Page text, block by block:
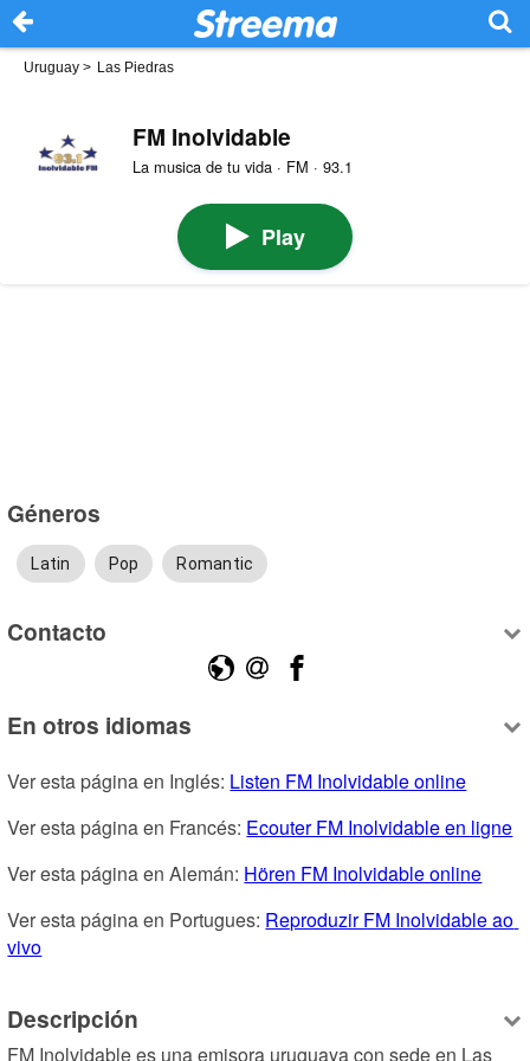
Uruguay > Las Piedras
FM Inolvidable
La musica de tu vida · FM · 93.1
Play
Géneros
Latin Pop Romantic
Contacto
En otros idiomas
Ver esta página en Inglés: Listen FM Inolvidable online
Ver esta página en Francés: Ecouter FM Inolvidable en ligne
Ver esta página en Alemán: Hören FM Inolvidable online
Ver esta página en Portugues: Reproduzir FM Inolvidable ao
vivo
Descripción
FM Inolvidable es una emisora uruguaya con sede en Las